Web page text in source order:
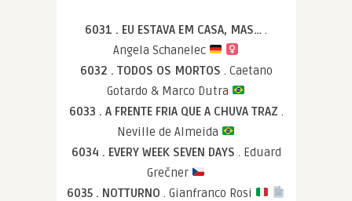
6031 . EU ESTAVA EM CASA, MAS… .
Angela Schanelec
6032 . TODOS OS MORTOS . Caetano
Gotardo & Marco Dutra
6033 . A FRENTE FRIA QUE A CHUVA TRAZ .
Neville de Almeida
6034 . EVERY WEEK SEVEN DAYS . Eduard
Grečner
6035 . NOTTURNO . Gianfranco Rosi